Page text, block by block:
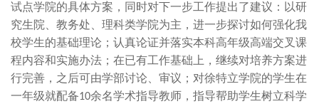
试点学院的具体方案，同时对下一步工作提出了建议：以研
究生院、教务处、理科类学院为主，进一步探讨如何强化我
校学生的基础理论；认真论证并落实本科高年级高端交叉课
程内容和实施办法；在已有工作基础上，继续对培养方案进
行完善，之后可由学部讨论、审议；对徐特立学院的学生在
一年级就配备10余名学术指导教师，指导帮助学生树立科学